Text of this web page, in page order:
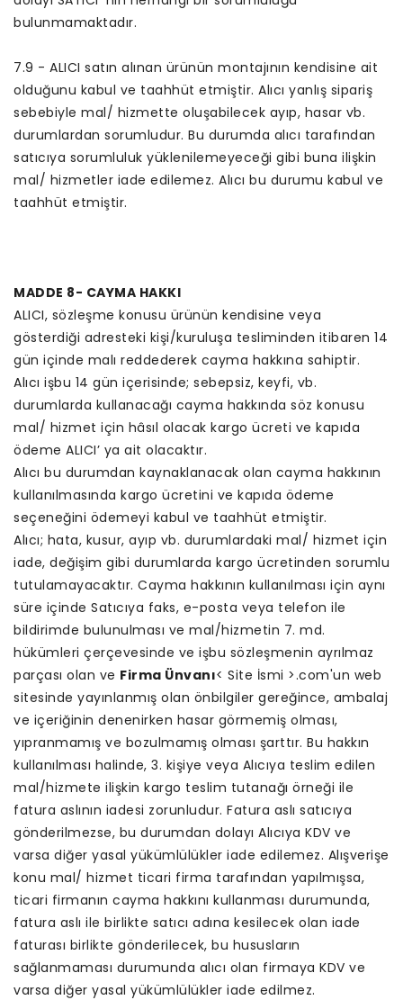
bulunmamaktadır.
7.9 - ALICI satın alınan ürünün montajının kendisine ait
olduğunu kabul ve taahhüt etmiştir. Alıcı yanlış sipariş
sebebiyle mal/ hizmette oluşabilecek ayıp, hasar vb.
durumlardan sorumludur. Bu durumda alıcı tarafından
satıcıya sorumluluk yüklenilemeyeceği gibi buna ilişkin
mal/ hizmetler iade edilemez. Alıcı bu durumu kabul ve
taahhüt etmiştir.
MADDE 8- CAYMA HAKKI
ALICI, sözleşme konusu ürünün kendisine veya
gösterdiği adresteki kişi/kuruluşa tesliminden itibaren 14
gün içinde malı reddederek cayma hakkına sahiptir.
Alıcı işbu 14 gün içerisinde; sebepsiz, keyfi, vb.
durumlarda kullanacağı cayma hakkında söz konusu
mal/ hizmet için hâsıl olacak kargo ücreti ve kapıda
ödeme ALICI’ ya ait olacaktır.
Alıcı bu durumdan kaynaklanacak olan cayma hakkının
kullanılmasında kargo ücretini ve kapıda ödeme
seçeneğini ödemeyi kabul ve taahhüt etmiştir.
Alıcı; hata, kusur, ayıp vb. durumlardaki mal/ hizmet için
iade, değişim gibi durumlarda kargo ücretinden sorumlu
tutulamayacaktır. Cayma hakkının kullanılması için aynı
süre içinde Satıcıya faks, e-posta veya telefon ile
bildirimde bulunulması ve mal/hizmetin 7. md.
hükümleri çerçevesinde ve işbu sözleşmenin ayrılmaz
parçası olan ve Firma Ünvanı< Site İsmi >.com'un web
sitesinde yayınlanmış olan önbilgiler gereğince, ambalaj
ve içeriğinin denenirken hasar görmemiş olması,
yıpranmamış ve bozulmamış olması şarttır. Bu hakkın
kullanılması halinde, 3. kişiye veya Alıcıya teslim edilen
mal/hizmete ilişkin kargo teslim tutanağı örneği ile
fatura aslının iadesi zorunludur. Fatura aslı satıcıya
gönderilmezse, bu durumdan dolayı Alıcıya KDV ve
varsa diğer yasal yükümlülükler iade edilemez. Alışverişe
konu mal/ hizmet ticari firma tarafından yapılmışsa,
ticari firmanın cayma hakkını kullanması durumunda,
fatura aslı ile birlikte satıcı adına kesilecek olan iade
faturası birlikte gönderilecek, bu hususların
sağlanmaması durumunda alıcı olan firmaya KDV ve
varsa diğer yasal yükümlülükler iade edilmez.